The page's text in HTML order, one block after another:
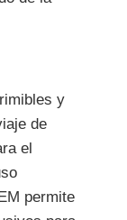
y
de
el
permite